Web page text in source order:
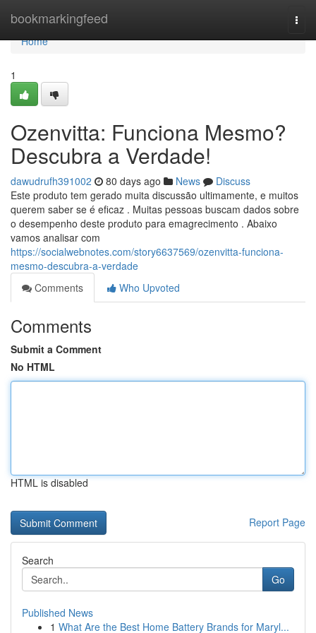
bookmarkingfeed
Home
Home
1
Ozenvitta: Funciona Mesmo?
Descubra a Verdade!
dawudrufh391002 80 days ago News
Discuss
Este produto tem gerado muita discussão ultimamente, e muitos
querem saber se é eficaz . Muitas pessoas buscam dados sobre
o desempenho deste produto para emagrecimento . Abaixo
vamos analisar com
https://socialwebnotes.com/story6637569/ozenvitta-funciona-
mesmo-descubra-a-verdade
Comments
Who Upvoted
Comments
Submit a Comment
No HTML
HTML is disabled
Report Page
Search
Go
Published News
1 What Are the Best Home Battery Brands for Maryl...